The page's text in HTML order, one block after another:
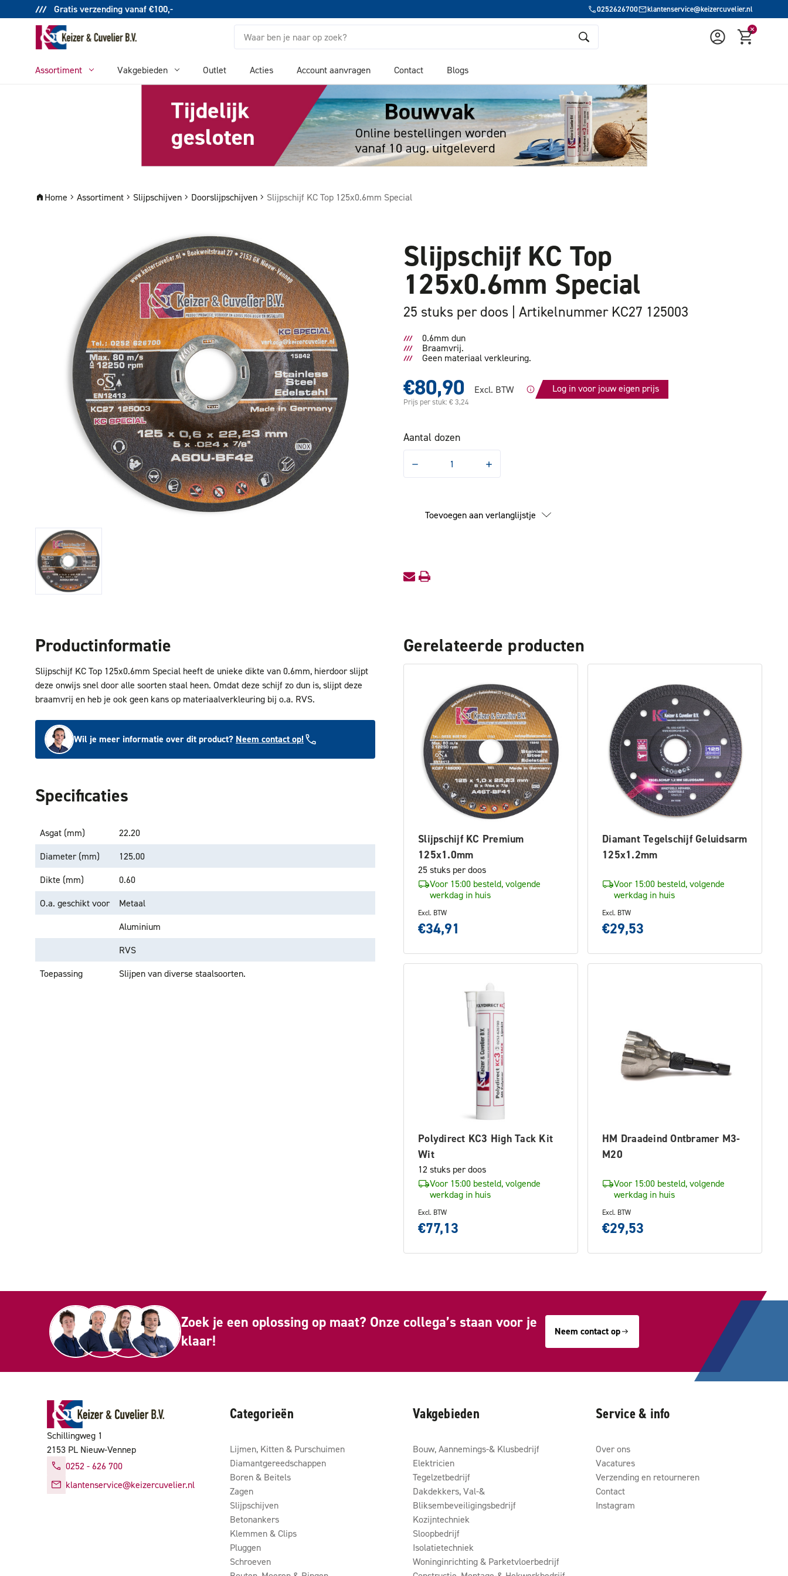
Gratis verzending vanaf €100,- 0252626700 klantenservice@keizercuvelier.nl
Zoeken
Assortiment Vakgebieden Outlet Acties Account aanvragen Contact Blogs
Home Assortiment Slijpschijven Doorslijpschijven Slijpschijf KC Top 125x0.6mm Special
Slijpschijf KC Top
125x0.6mm Special
25 stuks per doos Artikelnummer KC27 125003
0.6mm dun
Braamvrij.
Geen materiaal verkleuring.
€80,90
Prijs per stuk: € 3,24
Excl. BTW Log in voor jouw eigen prijs
Aantal dozen
Hoeveelheid
125x0.6mm
Hoeveelheid
125x0.6mm
Toevoegen aan verlanglijstje
Productinformatie
Slijpschijf KC Top 125x0.6mm Special heeft de unieke dikte van 0.6mm, hierdoor slijpt
deze onwijs snel door alle soorten staal heen. Omdat deze schijf zo dun is, slijpt deze
braamvrij en heb je ook geen kans op materiaalverkleuring bij o.a. RVS.
Wil je meer informatie over dit product? Neem contact op!
Specificaties
Asgat (mm)
22.20
Diameter (mm)
125.00
Dikte (mm)
0.60
O.a. geschikt voor
Metaal
Aluminium
RVS
Toepassing
Slijpen van diverse staalsoorten.
Gerelateerde producten
Slijpschijf KC Premium
125x1.0mm
25 stuks per doos
Voor 15:00 besteld, volgende
werkdag in huis
Excl. BTW
€34,91
Diamant Tegelschijf Geluidsarm
125x1.2mm
Voor 15:00 besteld, volgende
werkdag in huis
Excl. BTW
€29,53
Polydirect KC3 High Tack Kit
Wit
12 stuks per doos
Voor 15:00 besteld, volgende
werkdag in huis
Excl. BTW
€77,13
HM Draadeind Ontbramer M3-
M20
Voor 15:00 besteld, volgende
werkdag in huis
Excl. BTW
€29,53
Zoek je een oplossing op maat? Onze collega’s staan voor je
klaar!
Neem contact op
Schillingweg 1
2153 PL Nieuw-Vennep
0252 - 626 700
klantenservice@keizercuvelier.nl
Categorieën
Lijmen, Kitten & Purschuimen
Diamantgereedschappen
Boren & Beitels
Zagen
Slijpschijven
Betonankers
Klemmen & Clips
Pluggen
Schroeven
Vakgebieden
Bouw, Aannemings-& Klusbedrijf
Elektricien
Tegelzetbedrijf
Dakdekkers, Val-&
Bliksembeveiligingsbedrijf
Kozijntechniek
Sloopbedrijf
Isolatietechniek
Woninginrichting & Parketvloerbedrijf
Service & info
Over ons
Vacatures
Verzending en retourneren
Contact
Instagram